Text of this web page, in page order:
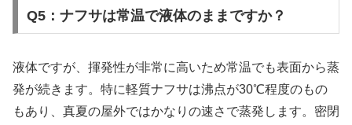
Q5：ナフサは常温で液体のままですか？
液体ですが、揮発性が非常に高いため常温でも表面から蒸
発が続きます。特に軽質ナフサは沸点が30℃程度のもの
もあり、真夏の屋外ではかなりの速さで蒸発します。密閉